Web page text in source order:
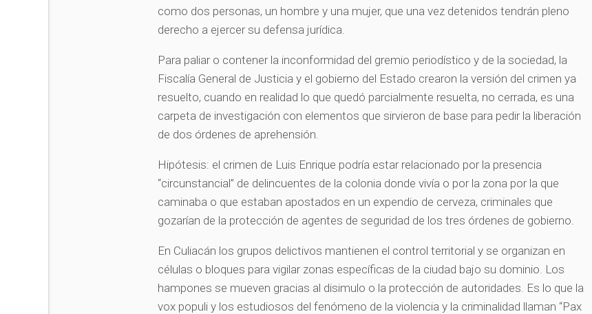
como dos personas, un hombre y una mujer, que una vez detenidos tendrán pleno
derecho a ejercer su defensa jurídica.
Para paliar o contener la inconformidad del gremio periodístico y de la sociedad, la
Fiscalía General de Justicia y el gobierno del Estado crearon la versión del crimen ya
resuelto, cuando en realidad lo que quedó parcialmente resuelta, no cerrada, es una
carpeta de investigación con elementos que sirvieron de base para pedir la liberación
de dos órdenes de aprehensión.
Hipótesis: el crimen de Luis Enrique podría estar relacionado por la presencia
“circunstancial” de delincuentes de la colonia donde vivía o por la zona por la que
caminaba o que estaban apostados en un expendio de cerveza, criminales que
gozarían de la protección de agentes de seguridad de los tres órdenes de gobierno.
En Culiacán los grupos delictivos mantienen el control territorial y se organizan en
células o bloques para vigilar zonas específicas de la ciudad bajo su dominio. Los
hampones se mueven gracias al disimulo o la protección de autoridades. Es lo que la
vox populi y los estudiosos del fenómeno de la violencia y la criminalidad llaman “Pax